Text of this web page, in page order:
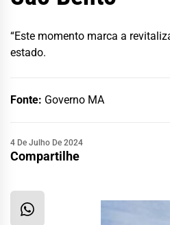
“Este momento marca a
estado.
Fonte: Governo MA
4 De Julho De 2024
Compartilhe